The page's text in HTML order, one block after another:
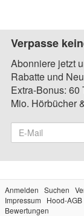
Verpasse
Abonniere jetzt
Rabatte und
Extra-Bonus: 60
Mio. Hörbücher
Anmelden Suchen
Impressum
Hood-AGB
Bewertungen